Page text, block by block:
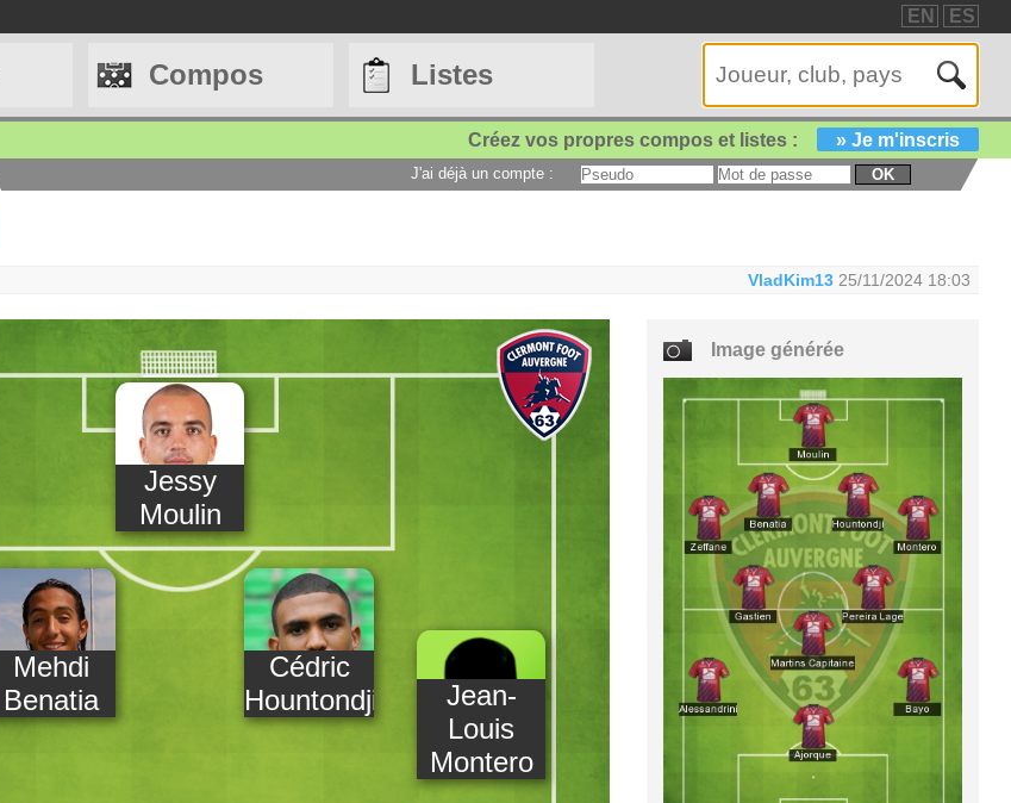
EN ES
Compos Listes
Créez vos propres compos et listes : » Je m'inscris
J'ai déjà un compte : OK
VladKim13 25/11/2024 18:03
Jessy
Moulin
Mehdi
Benatia
Cédric
Hountondji
Jean-
Louis
Montero
Image générée